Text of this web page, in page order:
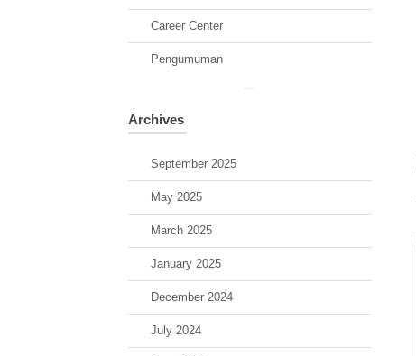
Career Center
Pengumuman
Archives
September 2025
May 2025
March 2025
January 2025
December 2024
July 2024